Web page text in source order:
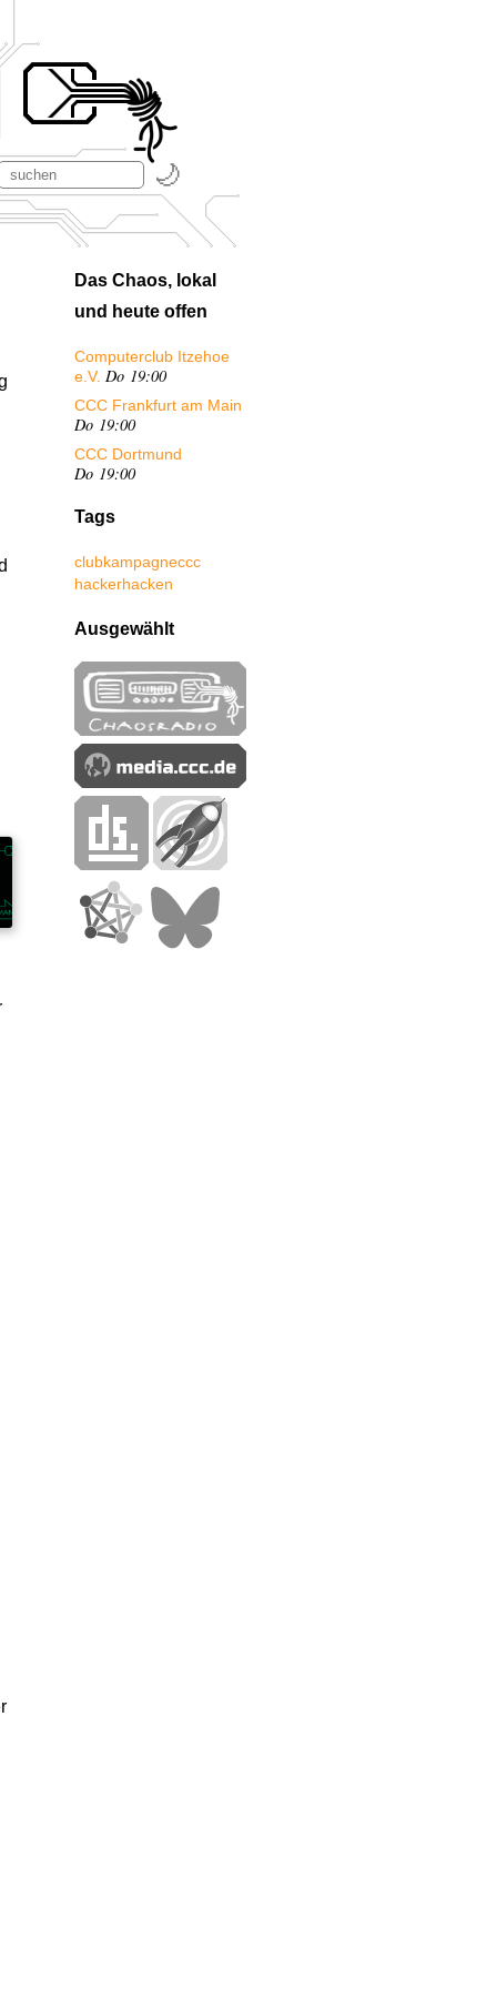
Das Chaos, lokal
und heute offen
Computerclub Itzehoe
e.V. Do 19:00
CCC Frankfurt am Main
Do 19:00
CCC Dortmund
Do 19:00
Tags
clubkampagneccc
hackerhacken
Ausgewählt